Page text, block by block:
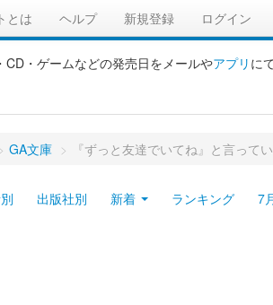
とは ヘルプ 新規登録 ログイン
・ゲームなどの発売日をメールやアプリ に
> GA文庫 > 『ずっと友達でいてね』と言って
出版社別 新着 ランキング 7